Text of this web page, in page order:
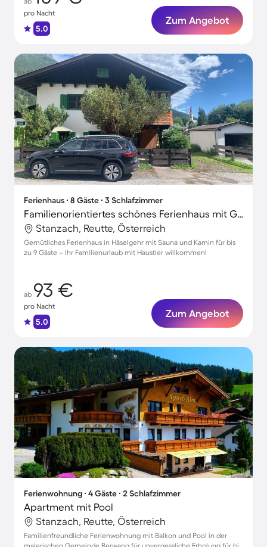
pro Nacht
5.0
Zum Angebot
Ferienhaus ∙ 8 Gäste ∙ 3 Schlafzimmer
Familienorientiertes schönes Ferienhaus mit Grill und Sauna | Haustiere sind willkommen
Stanzach, Reutte, Österreich
Gemütliches Ferienhaus in Häselgehr mit Sauna und Kamin für bis
zu 9 Gäste – Ihr Familienurlaub mit Haustier willkommen!
ab 93 €
pro Nacht
5.0
Zum Angebot
Ferienwohnung ∙ 4 Gäste ∙ 2 Schlafzimmer
Apartment mit Pool
Stanzach, Reutte, Österreich
Familienfreundliche Ferienwohnung mit Balkon und Pool in der